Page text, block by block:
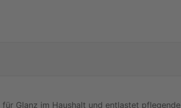
Glanz im Haushalt und entlastet pflegende